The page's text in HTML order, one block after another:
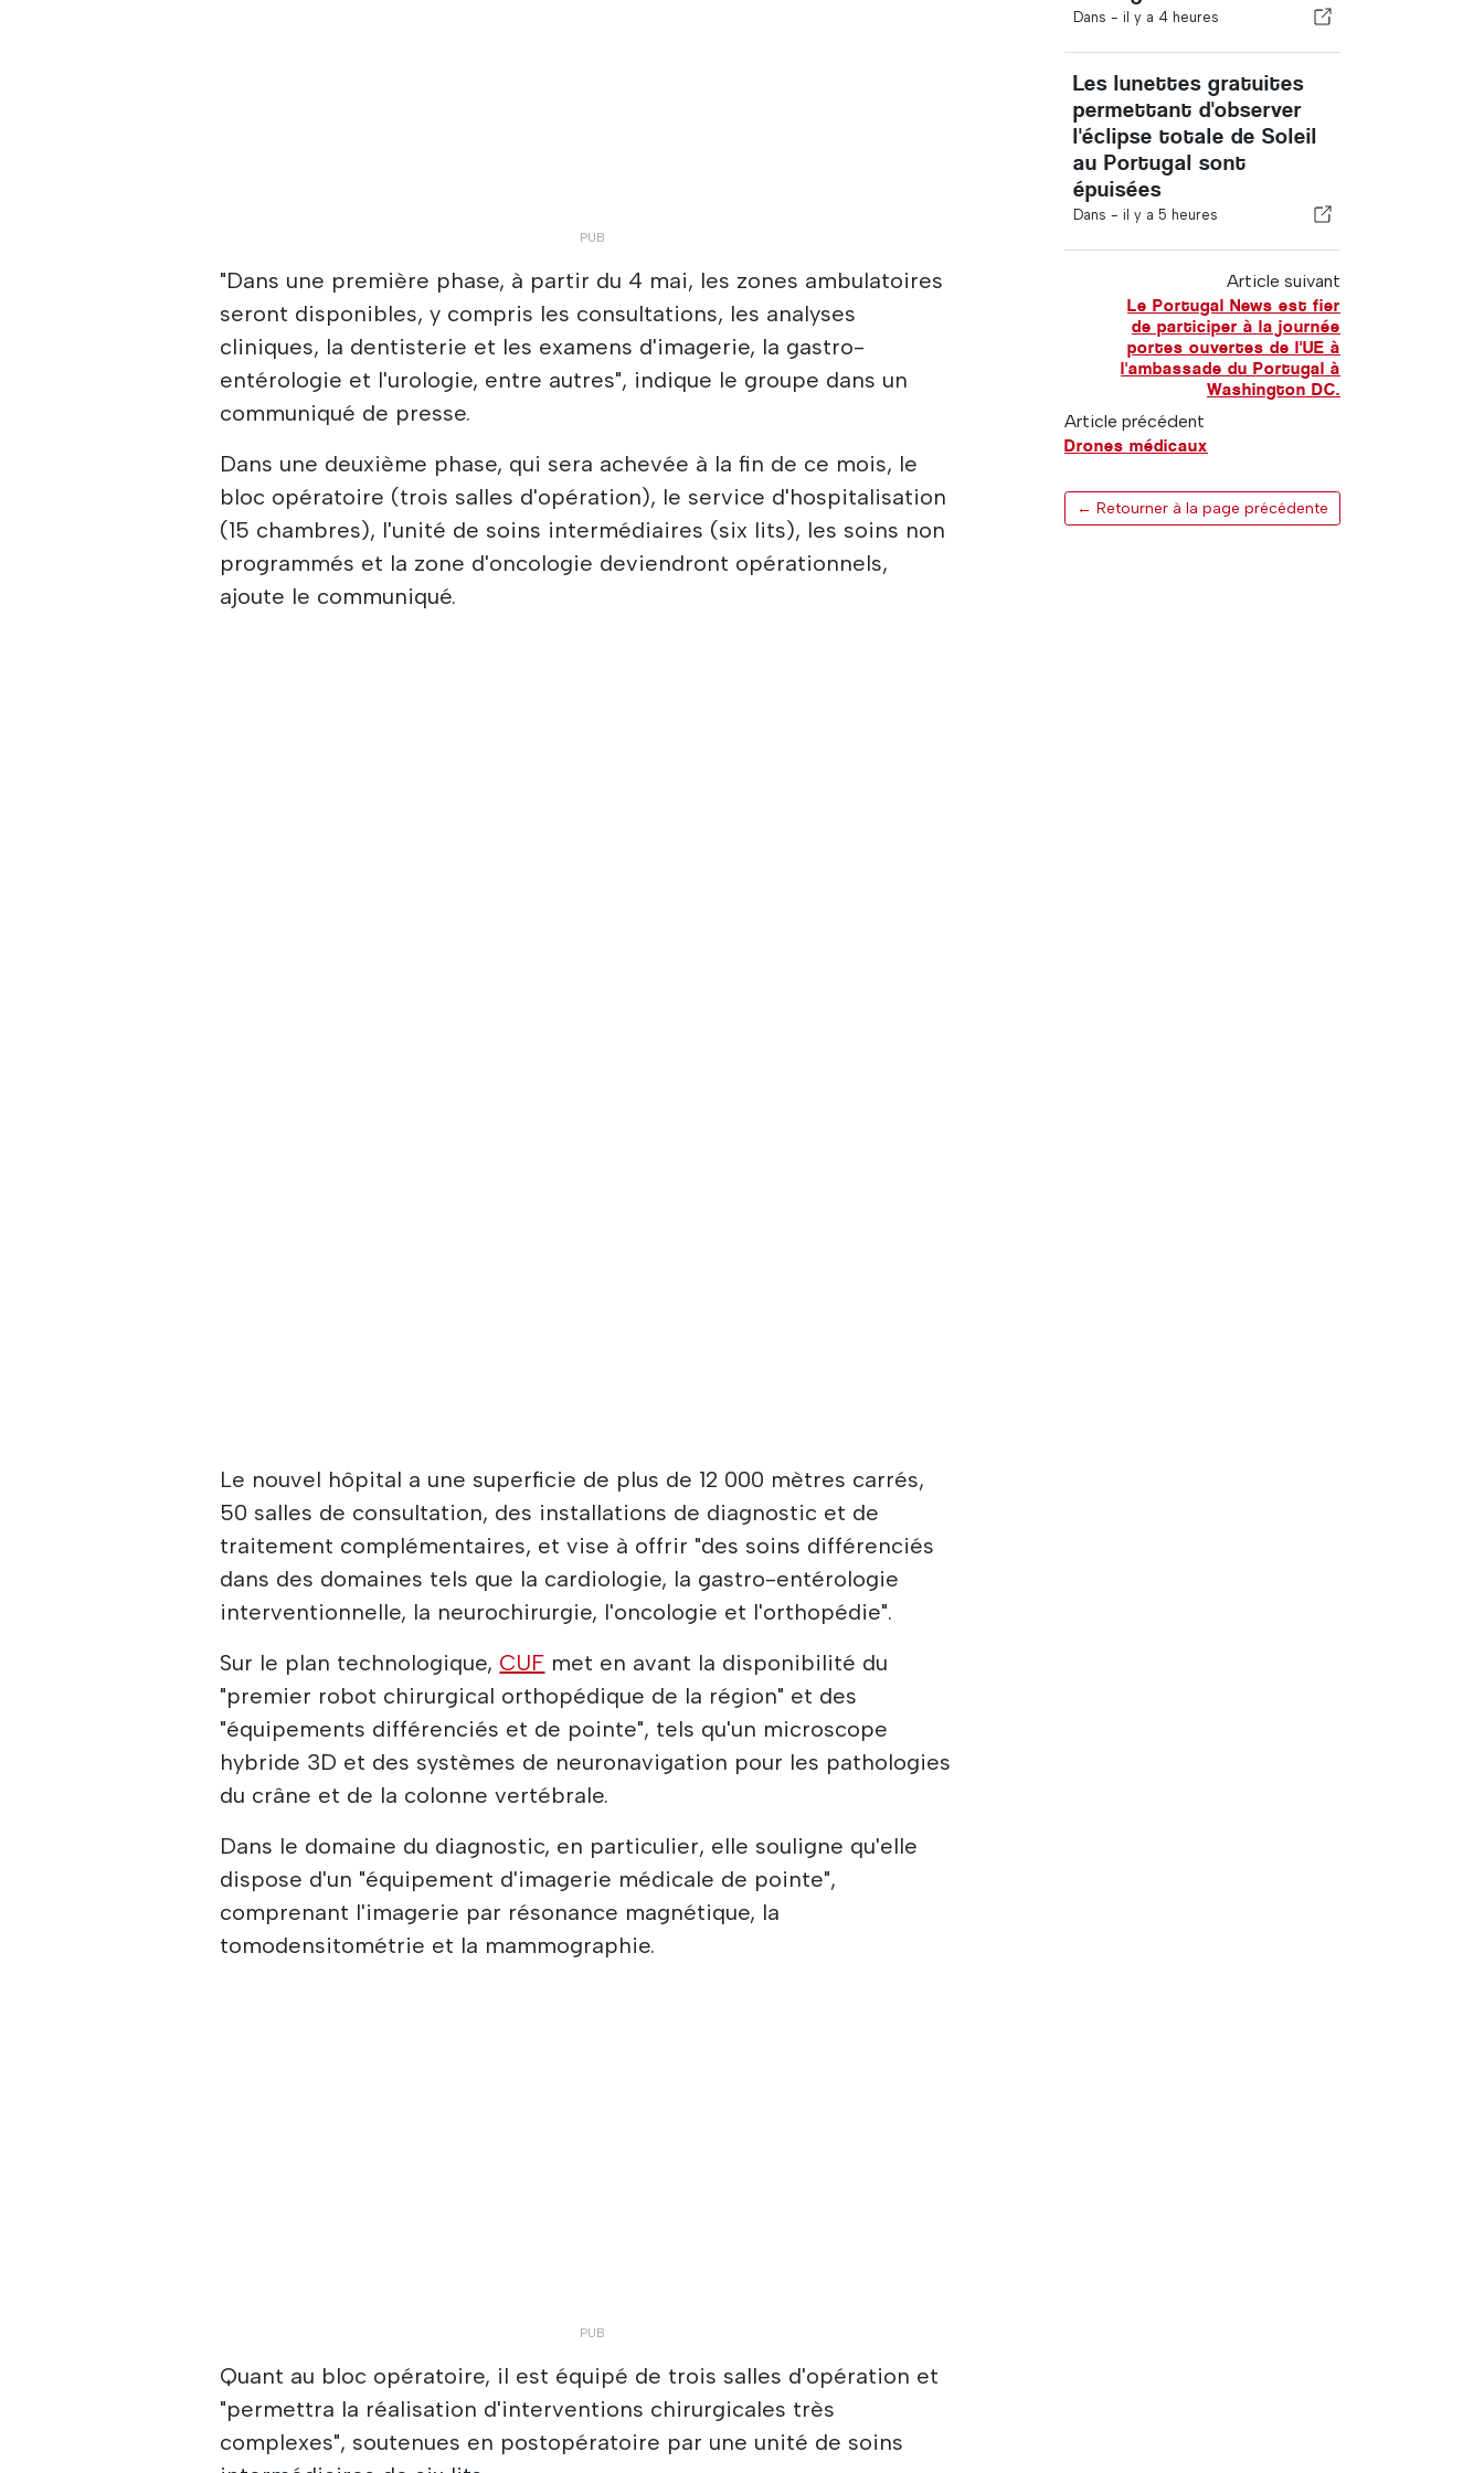
"Dans une première phase, à partir du 4 mai, les zones ambulatoires
seront disponibles, y compris les consultations, les analyses
cliniques, la dentisterie et les examens d'imagerie, la gastro-
entérologie et l'urologie, entre autres", indique le groupe dans un
communiqué de presse.
Dans une deuxième phase, qui sera achevée à la fin de ce mois, le
bloc opératoire (trois salles d'opération), le service d'hospitalisation
(15 chambres), l'unité de soins intermédiaires (six lits), les soins non
programmés et la zone d'oncologie deviendront opérationnels,
ajoute le communiqué.
Le nouvel hôpital a une superficie de plus de 12 000 mètres carrés,
50 salles de consultation, des installations de diagnostic et de
traitement complémentaires, et vise à offrir "des soins différenciés
dans des domaines tels que la cardiologie, la gastro-entérologie
interventionnelle, la neurochirurgie, l'oncologie et l'orthopédie".
Sur le plan technologique, CUF met en avant la disponibilité du
"premier robot chirurgical orthopédique de la région" et des
"équipements différenciés et de pointe", tels qu'un microscope
hybride 3D et des systèmes de neuronavigation pour les pathologies
du crâne et de la colonne vertébrale.
Dans le domaine du diagnostic, en particulier, elle souligne qu'elle
dispose d'un "équipement d'imagerie médicale de pointe",
comprenant l'imagerie par résonance magnétique, la
tomodensitométrie et la mammographie.
Quant au bloc opératoire, il est équipé de trois salles d'opération et
"permettra la réalisation d'interventions chirurgicales très
complexes", soutenues en postopératoire par une unité de soins
Dans - il y a 4 heures
Les lunettes gratuites
permettant d'observer
l'éclipse totale de Soleil
au Portugal sont
épuisées
Dans - il y a 5 heures
Article suivant
Le Portugal News est fier
de participer à la journée
portes ouvertes de l'UE à
l'ambassade du Portugal à
Washington DC.
Article précédent
Drones médicaux
← Retourner à la page précédente